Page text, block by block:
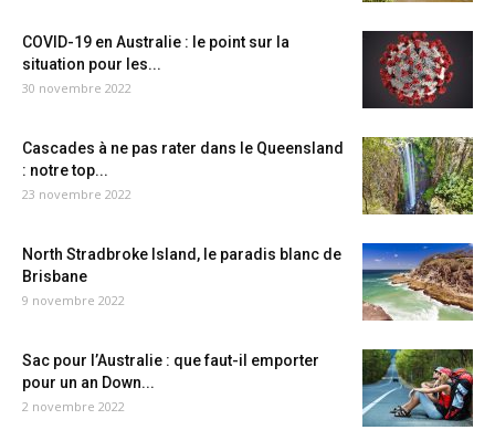
COVID-19 en Australie : le point sur la
situation pour les...
30 novembre 2022
Cascades à ne pas rater dans le Queensland
: notre top...
23 novembre 2022
North Stradbroke Island, le paradis blanc de
Brisbane
9 novembre 2022
Sac pour l’Australie : que faut-il emporter
pour un an Down...
2 novembre 2022